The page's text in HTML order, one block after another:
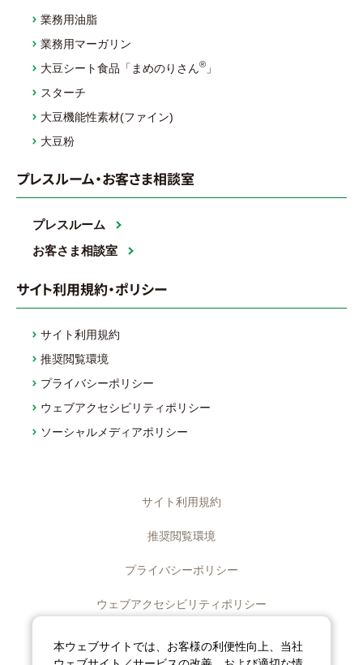
業務用油脂
業務用マーガリン
大豆シート食品「まめのりさん® 」
スターチ
大豆機能性素材(ファイン)
大豆粉
プレスルーム・お客さま相談室
プレスルーム
お客さま相談室
サイト利用規約・ポリシー
サイト利用規約
推奨閲覧環境
プライバシーポリシー
ウェブアクセシビリティポリシー
ソーシャルメディアポリシー
サイト利用規約
推奨閲覧環境
プライバシーポリシー
ウェブアクセシビリティポリシー
ディスクロージャーポリシー
本ウェブサイトでは、お客様の利便性向上、当社